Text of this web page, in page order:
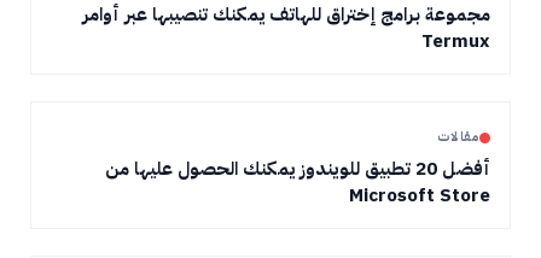
مجموعة برامج إختراق للهاتف يمكنك تنصيبها عبر أوامر
Termux
مقالات
أفضل 20 تطبيق للويندوز يمكنك الحصول عليها من
Microsoft Store